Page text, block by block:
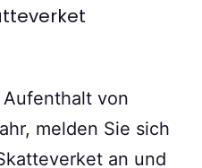
von
melden Sie sich
an und